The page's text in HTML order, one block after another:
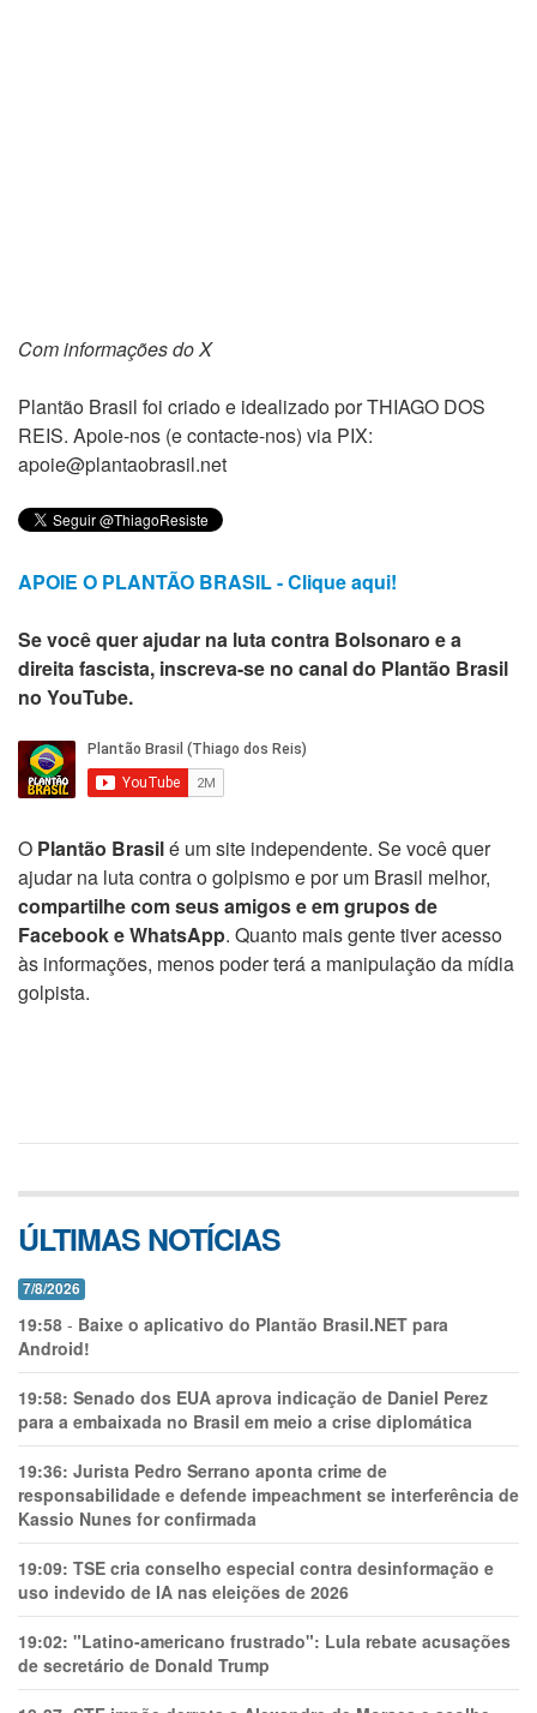
Com informações do X
Plantão Brasil foi criado e idealizado por THIAGO DOS
REIS. Apoie-nos (e contacte-nos) via PIX:
apoie@plantaobrasil.net
APOIE O PLANTÃO BRASIL - Clique aqui!
Se você quer ajudar na luta contra Bolsonaro e a
direita fascista, inscreva-se no canal do Plantão Brasil
no YouTube.
O Plantão Brasilé um site independente. Se você quer
ajudar na luta contra o golpismo e por um Brasil melhor,
compartilhe com seus amigos e em grupos de
Facebook e WhatsApp. Quanto mais gente tiver acesso
às informações, menos poder terá a manipulação da mídia
golpista.
ÚLTIMAS NOTÍCIAS
7/8/2026
19:58 - Baixe o aplicativo do Plantão Brasil.NET para
Android!
19:58: Senado dos EUA aprova indicação de Daniel Perez
para a embaixada no Brasil em meio a crise diplomática
19:36: Jurista Pedro Serrano aponta crime de
responsabilidade e defende impeachment se interferência de
Kassio Nunes for confirmada
19:09: TSE cria conselho especial contra desinformação e
uso indevido de IA nas eleições de 2026
19:02: "Latino-americano frustrado": Lula rebate acusações
de secretário de Donald Trump